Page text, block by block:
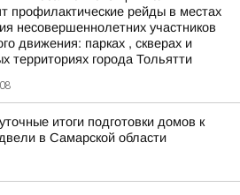
профилактические рейды в местах
несовершеннолетних участников
движения: парках , скверах и
территориях города Тольятти
итоги подготовки домов к
в Самарской области